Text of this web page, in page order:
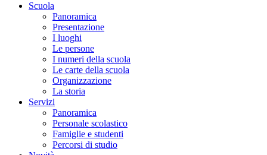
Scuola
Panoramica
Presentazione
I luoghi
Le persone
I numeri della scuola
Le carte della scuola
Organizzazione
La storia
Servizi
Panoramica
Personale scolastico
Famiglie e studenti
Percorsi di studio